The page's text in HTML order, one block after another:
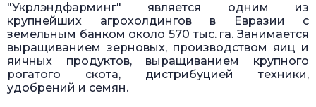
"Укрлэндфарминг" является одним из
крупнейших агрохолдингов в Евразии с
земельным банком около 570 тыс. га. Занимается
выращиванием зерновых, производством яиц и
яичных продуктов, выращиванием крупного
рогатого скота, дистрибуцией техники,
удобрений и семян.